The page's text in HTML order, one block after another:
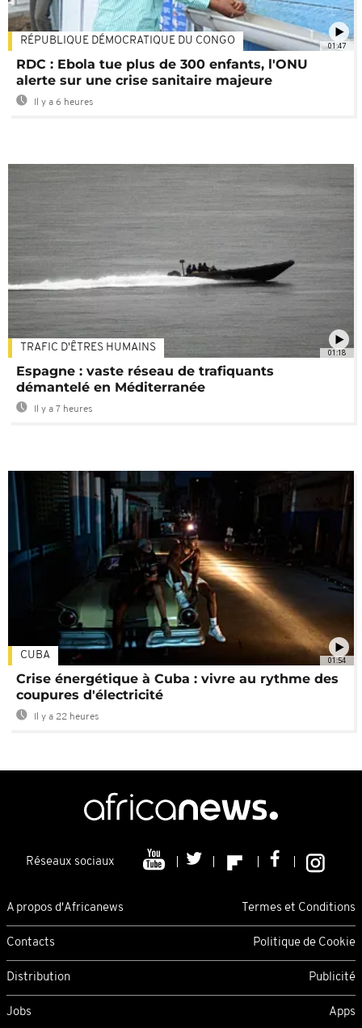
01:47
RÉPUBLIQUE DÉMOCRATIQUE DU CONGO
RDC : Ebola tue plus de 300 enfants, l'ONU
alerte sur une crise sanitaire majeure
Il y a 6 heures
01:18
TRAFIC D'ÊTRES HUMAINS
Espagne : vaste réseau de trafiquants
démantelé en Méditerranée
Il y a 7 heures
01:54
CUBA
Crise énergétique à Cuba : vivre au rythme des
coupures d'électricité
Il y a 22 heures
Réseaux sociaux
A propos d'Africanews Termes et Conditions
Contacts Politique de Cookie
Distribution Publicité
Jobs Apps